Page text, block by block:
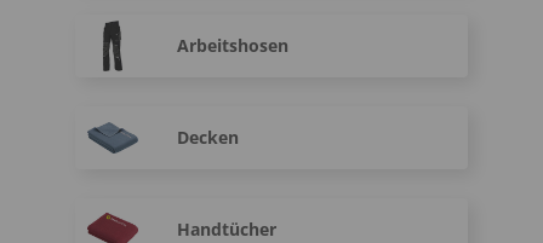
Arbeitshosen
Decken
Handtücher